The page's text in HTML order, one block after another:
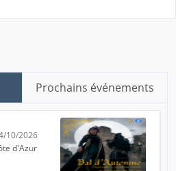
Prochains événements
10/2026
d'Azur